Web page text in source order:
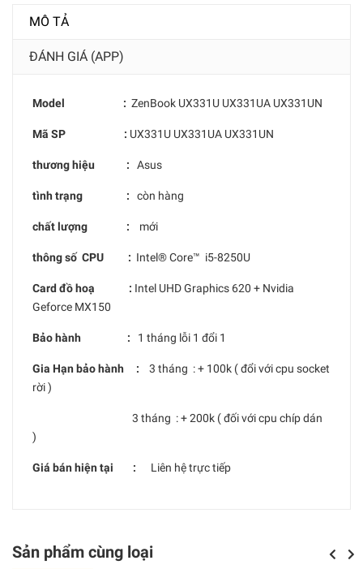
MÔ TẢ
ĐÁNH GIÁ (APP)
Model : ZenBook UX331U UX331UA UX331UN
Mã SP : UX331U UX331UA UX331UN
thương hiệu : Asus
tình trạng : còn hàng
chất lượng : mới
thông số CPU : Intel® Core™ i5-8250U
Card đồ hoạ : Intel UHD Graphics 620 + Nvidia
Geforce MX150
Bảo hành : 1 tháng lỗi 1 đổi 1
Gia Hạn bảo hành : 3 tháng : + 100k ( đổi với cpu socket
rời )
3 tháng : + 200k ( đối với cpu chíp dán
)
Giá bán hiện tại : Liên hệ trực tiếp
Sản phẩm cùng loại Previous
Next